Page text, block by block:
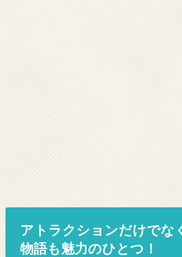
アトラクションだけでな
物語も魅力のひとつ！